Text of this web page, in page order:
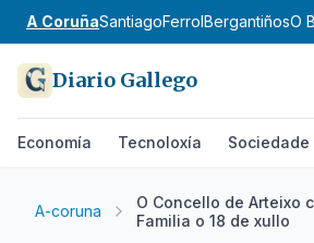
A CoruñaSantiagoFerrolBergantiñosO
Diario Gallego
Economía Tecnoloxía Sociedade
A-coruna
O Concello de Arteixo
Familia o 18 de xullo